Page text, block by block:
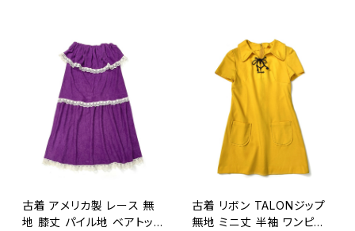
古着 アメリカ製 レース 無
地 膝丈 パイル地 ベアトッ
古着 リボン TALONジップ
無地 ミニ丈 半袖 ワンピー